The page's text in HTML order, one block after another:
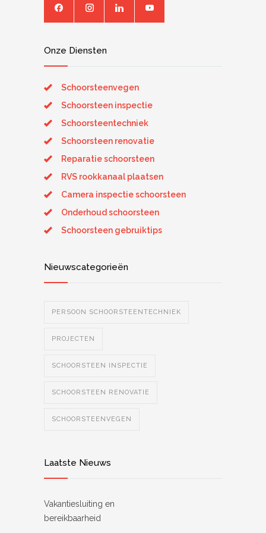
Onze Diensten
Schoorsteenvegen
Schoorsteen inspectie
Schoorsteentechniek
Schoorsteen renovatie
Reparatie schoorsteen
RVS rookkanaal plaatsen
Camera inspectie schoorsteen
Onderhoud schoorsteen
Schoorsteen gebruiktips
Nieuwscategorieën
PERSOON SCHOORSTEENTECHNIEK
PROJECTEN
SCHOORSTEEN INSPECTIE
SCHOORSTEEN RENOVATIE
SCHOORSTEENVEGEN
Laatste Nieuws
Vakantiesluiting en
bereikbaarheid